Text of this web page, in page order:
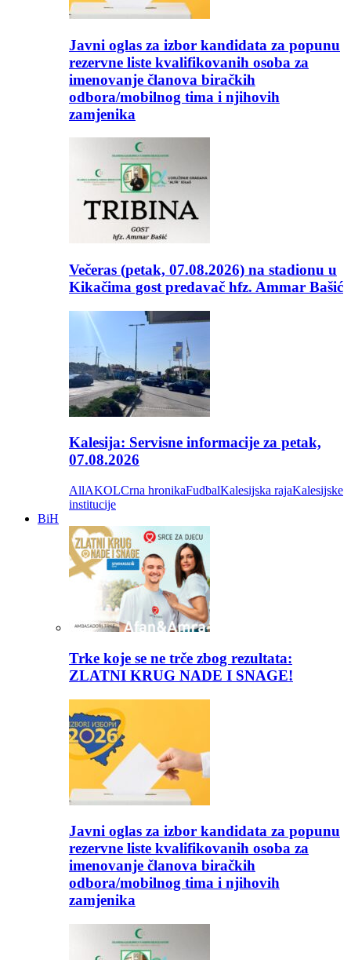
Javni oglas za izbor kandidata za popunu
rezervne liste kvalifikovanih osoba za
imenovanje članova biračkih
odbora/mobilnog tima i njihovih
zamjenika
Večeras (petak, 07.08.2026) na stadionu u
Kikačima gost predavač hfz. Ammar Bašić
Kalesija: Servisne informacije za petak,
07.08.2026
AllAKOLCrna hronikaFudbalKalesijska rajaKalesijske
institucije
BiH
Trke koje se ne trče zbog rezultata:
ZLATNI KRUG NADE I SNAGE!
Javni oglas za izbor kandidata za popunu
rezervne liste kvalifikovanih osoba za
imenovanje članova biračkih
odbora/mobilnog tima i njihovih
zamjenika